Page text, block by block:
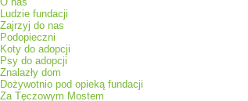
Ludzie fundacji
Zajrzyj do nas
Podopieczni
Koty do adopcji
Psy do adopcji
Znalazły dom
Dożywotnio pod opieką fundacji
Za Tęczowym Mostem